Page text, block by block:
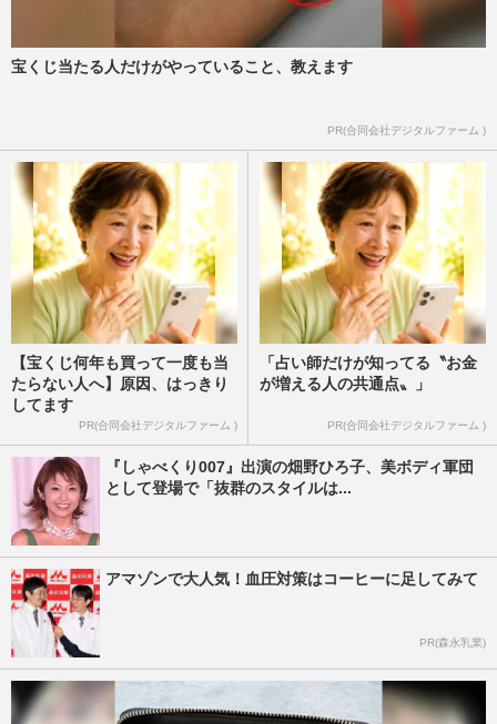
宝くじ当たる人だけがやっていること、教えます
PR(合同会社デジタルファーム )
【宝くじ何年も買って一度も当
たらない人へ】原因、はっきり
してます
PR(合同会社デジタルファーム )
「占い師だけが知ってる〝お金
が増える人の共通点〟」
PR(合同会社デジタルファーム )
『しゃべくり007』出演の畑野ひろ子、美ボディ軍団
として登場で「抜群のスタイルは...
アマゾンで大人気！血圧対策はコーヒーに足してみて
PR(森永乳業)